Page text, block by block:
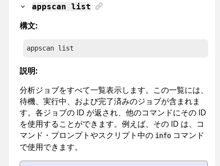
appscan list
構文:
appscan list
説明:
分析ジョブをすべて一覧表示します。この一覧には、
待機、実行中、および完了済みのジョブが含まれま
す。各ジョブの ID が返され、他のコマンドにその ID
を使用することができます。例えば、その ID は、コ
マンド・プロンプトやスクリプト中の info コマンド
で使用できます。